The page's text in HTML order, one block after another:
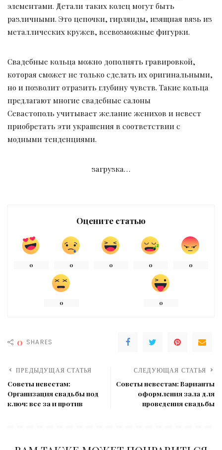
элементами. Детали таких колец могут быть
различными. Это цепочки, гирлянды, изящная вязь из
металлических кружев, всевозможные фигурки.
Свадебные кольца можно дополнять гравировкой,
которая сможет не только сделать их оригинальными,
но и позволит отразить глубину чувств. Такие кольца
предлагают многие свадебные салоны
Севастополь учитывает желание женихов и невест
приобретать эти украшения в соответствии с
модными тенденциями.
загрузка…
Оцените статью
0 0 0 0 0
0 0
0 SHARES
ПРЕДЫДУЩАЯ СТАТЬЯ
Советы невестам:
Организация свадьбы под
ключ: все за и против
СЛЕДУЮЩАЯ СТАТЬЯ
Советы невестам: Варианты
оформления зала для
проведения свадьбы